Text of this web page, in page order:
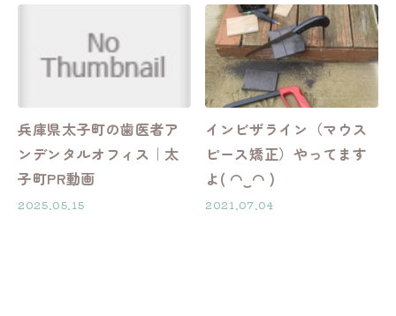
兵庫県太子町の歯医者ア
ンデンタルオフィス｜太
子町PR動画
2025.05.15
インビザライン（マウス
ピース矯正）やってます
よ( ◠‿◠ )
2021.07.04